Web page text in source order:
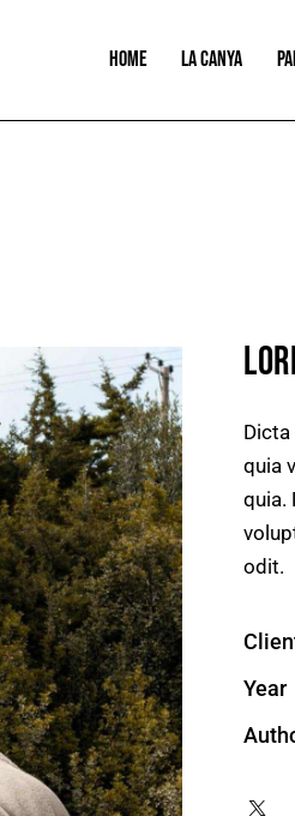
HOME LA CANYA
quia
quia.
odit.
Year